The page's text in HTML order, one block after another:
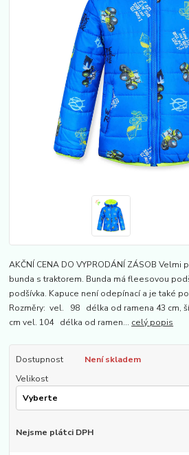
AKČNÍ CENA DO VYPRODÁNÍ ZÁSOB Velmi
bunda s traktorem. Bunda má fleesovou
podšívka. Kapuce není odepínací a je také
Rozměry: vel. 98 délka od ramena 43 cm,
cm vel. 104 délka od ramen... celý popis
Dostupnost
Není skladem
Velikost
Nejsme plátci DPH